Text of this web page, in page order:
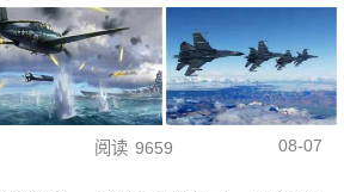
阅读 9659 08-07